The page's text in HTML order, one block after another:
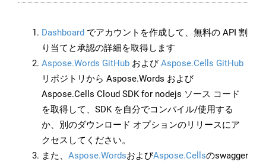
Dashboard でアカウントを作成して、無料の API 割
り当てと承認の詳細を取得します
Aspose.Words GitHub およびAspose.Cells GitHub
リポジトリから Aspose.Words および
Aspose.Cells Cloud SDK for nodejs ソース コード
を取得して、SDK を自分でコンパイル/使用する
か、別のダウンロード オプションのリリースにア
クセスしてください。
また、 Aspose.WordsおよびAspose.Cellsのswagger